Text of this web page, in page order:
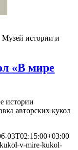
Музей истории и
«В мире
истории
авторских кукол
03T02:15:00+03:00
v-mire-kukol-